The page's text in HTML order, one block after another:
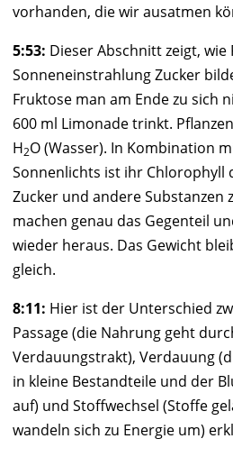
vorhanden, die wir ausatmen
5:53: Dieser Abschnitt zeigt,
Sonneneinstrahlung Zucker
Fruktose man am Ende zu sich
600 ml Limonade trinkt.
H2O (Wasser). In Kombination
Sonnenlichts ist ihr Chlorophyll
Zucker und andere Substanzen
machen genau das Gegenteil
wieder heraus. Das Gewicht
gleich.
8:11: Hier ist der Unterschied
Passage (die Nahrung geht
Verdauungstrakt), Verdauung
in kleine Bestandteile und der
auf) und Stoffwechsel (Stoffe
wandeln sich zu Energie um)